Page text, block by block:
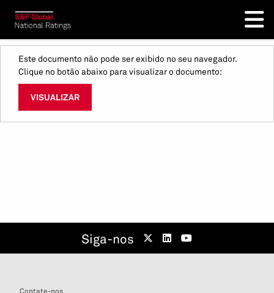
Este documento não pode ser exibido no seu navegador.
Clique no botão abaixo para visualizar o documento:
VISUALIZAR
Siga-nos
Contate-nos